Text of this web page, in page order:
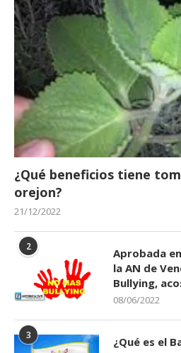
¿Qué beneficios tiene
orejon?
21/12/2022
2
Aprobada
la AN de
Bullying,
08/06/2022
3
¿Qué es el